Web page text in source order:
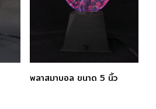
พลาสมาบอล ขนาด 5 นิ้ว